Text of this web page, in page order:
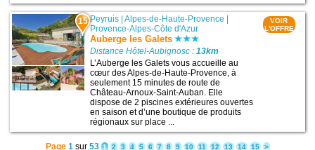
15 Peyruis |Alpes-de-Haute-Provence
Provence-Alpes-Côte d'Azur
Auberge les Galets
Distance Hôtel-Aubignosc :13km
L’Auberge les Galets vous accueille au
cœur des Alpes-de-Haute-Provence, à
seulement 15 minutes de route de
Château-Arnoux-Saint-Auban. Elle
dispose de 2 piscines extérieures ouvertes
en saison et d’une boutique de produits
régionaux sur place ...
VOIR
L'OFFRE
Page 1sur 53 1 2 3 4 5 6 7 8 9 10 11 12 13 14 15 >